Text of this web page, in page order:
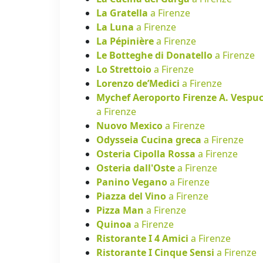
La Gratella a Firenze
La Luna a Firenze
La Pépinièrea Firenze
Le Botteghe di Donatelloa Firenze
Lo Strettoioa Firenze
Lorenzo de’Medici a Firenze
Mychef Aeroporto Firenze A.
a Firenze
Nuovo Mexicoa Firenze
Odysseia Cucina greca a Firenze
Osteria Cipolla Rossa a Firenze
Osteria dall'Ostea Firenze
Panino Veganoa Firenze
Piazza del Vinoa Firenze
Pizza Man a Firenze
Quinoa a Firenze
Ristorante I 4 Amici a Firenze
Ristorante I Cinque Sensi a Firenze